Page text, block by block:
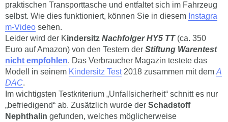
praktischen Transporttasche und entfaltet sich im Fahrzeug
selbst. Wie dies funktioniert, können Sie in diesem Instagra
m-Video sehen.
Leider wird der Kindersitz Nachfolger HY5 TT (ca. 350
Euro auf Amazon) von den Testern der Stiftung Warentest
nicht empfohlen. Das Verbraucher Magazin testete das
Modell in seinem Kindersitz Test2018 zusammen mit dem A
DAC.
Im wichtigsten Testkriterium „Unfallsicherheit“ schnitt es nur
„befriedigend“ ab. Zusätzlich wurde der Schadstoff
Nephthalin gefunden, welches möglicherweise